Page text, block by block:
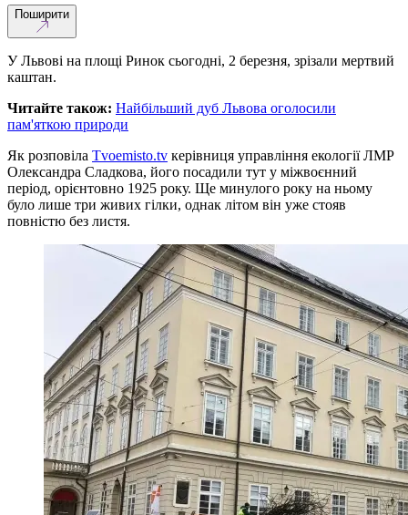
Поширити
У Львові на площі Ринок сьогодні, 2 березня, зрізали мертвий
каштан.
Читайте також: Найбільший дуб Львова оголосили
пам'яткою природи
Як розповіла Тvoemisto.tv керівниця управління екології ЛМР
Олександра Сладкова, його посадили тут у міжвоєнний
період, орієнтовно 1925 року. Ще минулого року на ньому
було лише три живих гілки, однак літом він уже стояв
повністю без листя.